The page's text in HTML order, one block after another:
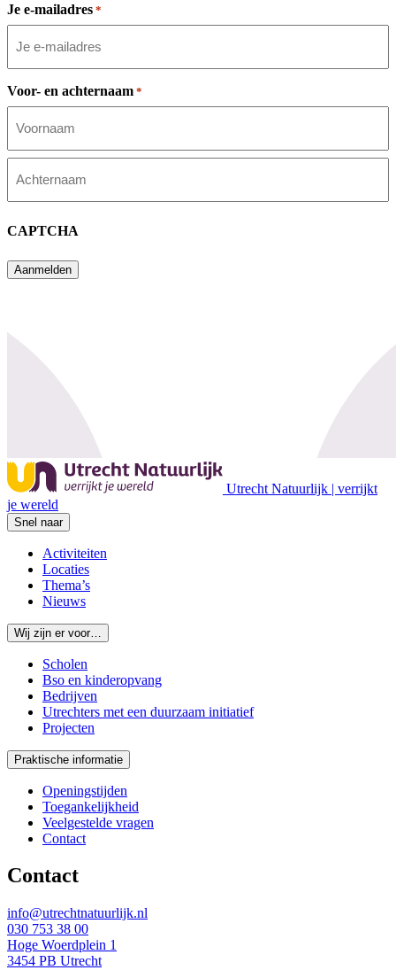
Je e-mailadres *
Voor- en achternaam *
Voornaam
CAPTCHA
Aanmelden
Utrecht Natuurlijk | verrijkt
je wereld
Snel naar
Activiteiten
Locaties
Thema’s
Nieuws
Wij zijn er voor…
Scholen
Bso en kinderopvang
Bedrijven
Utrechters met een duurzaam initiatief
Projecten
Praktische informatie
Openingstijden
Toegankelijkheid
Veelgestelde vragen
Contact
Contact
info@utrechtnatuurlijk.nl
030 753 38 00
Hoge Woerdplein 1
3454 PB Utrecht